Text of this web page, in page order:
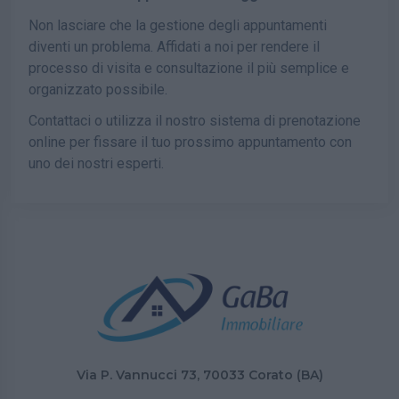
Non lasciare che la gestione degli appuntamenti
diventi un problema. Affidati a noi per rendere il
processo di visita e consultazione il più semplice e
organizzato possibile.
Contattaci o utilizza il nostro sistema di prenotazione
online per fissare il tuo prossimo appuntamento con
uno dei nostri esperti.
Via P. Vannucci 73, 70033 Corato (BA)